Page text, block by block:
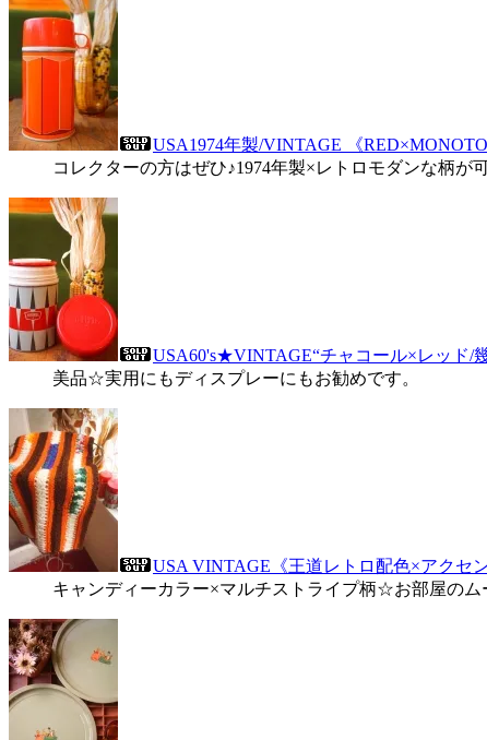
USA1974年製/VINTAGE 《
コレクターの方はぜひ♪1974年製×レトロモダンな柄が
USA60's★VINTAGE“チャコール×レッド/
美品☆実用にもディスプレーにもお勧めです。
USA VINTAGE《王道レトロ配色×アクセ
キャンディーカラー×マルチストライプ柄☆お部屋の